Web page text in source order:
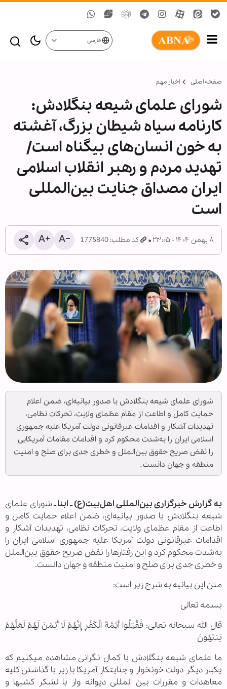
فارسی
صفحه اصلی اخبار مهم
شورای علمای شیعه بنگلادش:
کارنامه سیاه شیطان بزرگ، آغشته
به خون انسان‌های بیگناه است/
تهدید مردم و رهبر انقلاب اسلامی
ایران مصداق جنایت بین‌المللی
است
۸ بهمن ۱۴۰۴ - ۲۳:۰۵ کد مطلب: 1775840
شورای علمای شیعه بنگلادش با صدور بیانیه‌ای، ضمن اعلام
حمایت کامل و اطاعت از مقام عظمای ولایت، تحرکات نظامی،
تهدیدات آشکار و اقدامات غیرقانونی دولت آمریکا علیه جمهوری
اسلامی ایران را به‌شدت محکوم کرد و اقدامات مقامات آمریکایی
را نقض صریح حقوق بین‌الملل و خطری جدی برای صلح و امنیت
منطقه و جهان دانست۔
به گزارش خبرگزاری بین‌المللی اهل‌بیت(ع) ـ ابنا ـشورای علمای
شیعه بنگلادش با صدور بیانیه‌ای، ضمن اعلام حمایت کامل و
اطاعت از مقام عظمای ولایت، تحرکات نظامی، تهدیدات آشکار و
اقدامات غیرقانونی دولت آمریکا علیه جمهوری اسلامی ایران را
به‌شدت محکوم کرد و این رفتارها را نقض صریح حقوق بین‌الملل
و خطری جدی برای صلح و امنیت منطقه و جهان دانست.
متن این بیانیه به شرح زیر است:
بسمه تعالی
قال الله سبحانه تعالی: فَقُتِلُوا أَئِمَّةَ الْکُفْرِ إِنَّهُمْ لَا أَیْمَنَ لَهُمْ لَعَلَّهُمْ
یَنتَهُونَ
ما علمای شیعه بنگلادش با کمال نگرانی مشاهده میکنیم که
یکبار دیگر دولت خونخوار و جنایتکار آمریکا با زیر با گذاشتن کلیه
معاهدات و مقررات بین المللی دیوانه وار با لشکر کشیها و